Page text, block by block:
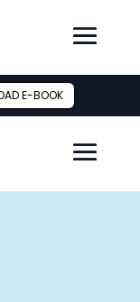
E-BOOK